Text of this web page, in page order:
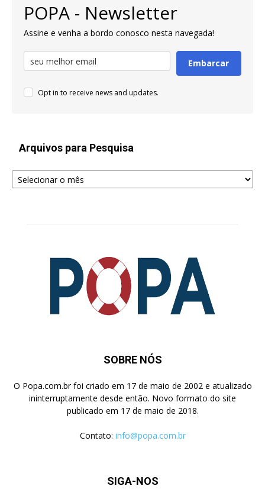
POPA - Newsletter
Assine e venha a bordo conosco nesta navegada!
Embarcar
Opt in to receive news and updates.
Arquivos para Pesquisa
Arquivos
para
SOBRE NÓS
O Popa.com.br foi criado em 17 de maio de 2002 e atualizado
ininterruptamente desde então. Novo formato do site
publicado em 17 de maio de 2018.
Contato: info@popa.com.br
SIGA-NOS